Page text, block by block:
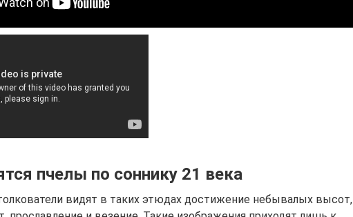
пчелы по соннику 21 века
видят в таких этюдах достижение небывалых высот,